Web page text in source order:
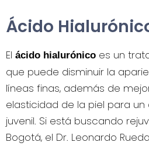
Ácido
El ácido hialurónico es un
que puede disminuir la
líneas finas, además de
elasticidad de la piel para
juvenil. Si está buscando
Bogotá, el Dr. Leonardo